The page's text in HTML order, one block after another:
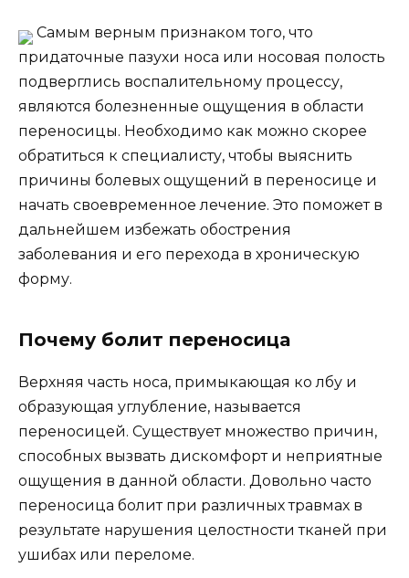
Самым верным признаком того, что
придаточные пазухи носа или носовая полость
подверглись воспалительному процессу,
являются болезненные ощущения в области
переносицы. Необходимо как можно скорее
обратиться к специалисту, чтобы выяснить
причины болевых ощущений в переносице и
начать своевременное лечение. Это поможет в
дальнейшем избежать обострения
заболевания и его перехода в хроническую
форму.
Почему болит переносица
Верхняя часть носа, примыкающая ко лбу и
образующая углубление, называется
переносицей. Существует множество причин,
способных вызвать дискомфорт и неприятные
ощущения в данной области. Довольно часто
переносица болит при различных травмах в
результате нарушения целостности тканей при
ушибах или переломе.